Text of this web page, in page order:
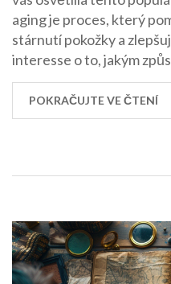
aging je proces, který
stárnutí pokožky a
interesse o to, jakým
předčasnému stárnutí a
technologie? Připojte se
anti aging společně.
POKRAČUJTE VE ČTENÍ